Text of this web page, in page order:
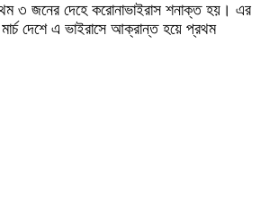
৩ জনের দেহে করোনাভাইরাস শনাক্ত হয়। এর
দেশে এ ভাইরাসে আক্রান্ত হয়ে প্রথম